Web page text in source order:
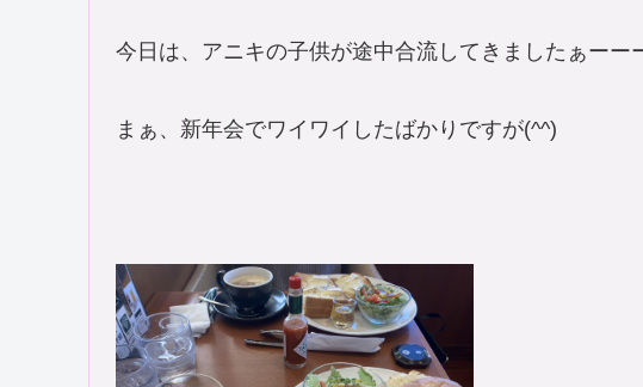
今日は、アニキの子供が途中合流してきましたぁー
まぁ、新年会でワイワイしたばかりですが(^^)